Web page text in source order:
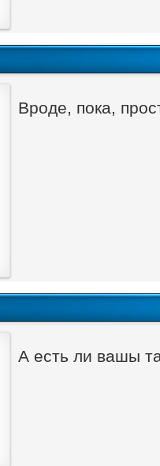
Вроде, пока,
А есть ли вашы